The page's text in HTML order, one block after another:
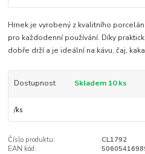
Hrnek je vyrobený z kvalitního
pro každodenní používání. Díky
dobře drží a je ideální na kávu, čaj,
Dostupnost Skladem 10 ks
/ks
Číslo produktu:
CL1792
EAN kód: